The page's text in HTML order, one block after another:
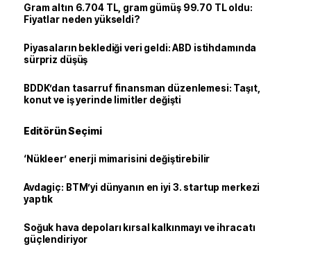
Gram altın 6.704 TL, gram gümüş 99.70 TL oldu:
Fiyatlar neden yükseldi?
Piyasaların beklediği veri geldi: ABD istihdamında
sürpriz düşüş
BDDK’dan tasarruf finansman düzenlemesi: Taşıt,
konut ve iş yerinde limitler değişti
Editörün Seçimi
‘Nükleer’ enerji mimarisini değiştirebilir
Avdagiç: BTM’yi dünyanın en iyi 3. startup merkezi
yaptık
Soğuk hava depoları kırsal kalkınmayı ve ihracatı
güçlendiriyor